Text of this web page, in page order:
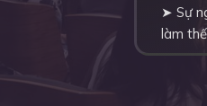
➤ Sự
làm